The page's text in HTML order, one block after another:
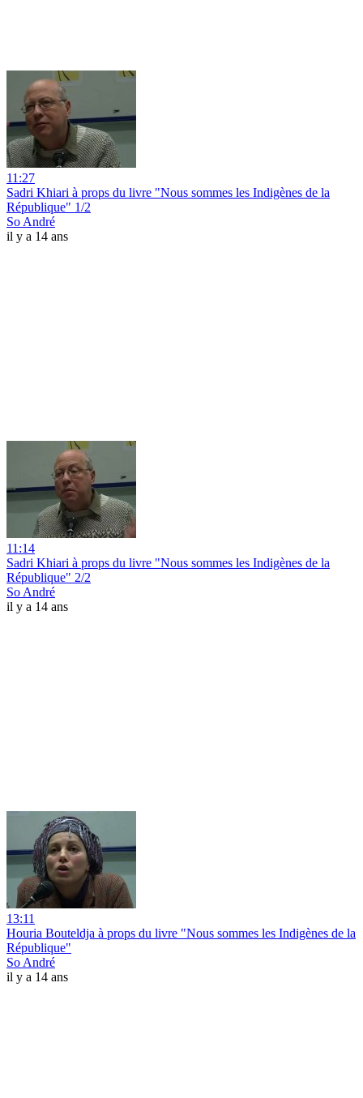
11:27
Sadri Khiari à props du livre "Nous sommes les Indigènes de la
République" 1/2
So André
il y a 14 ans
11:14
Sadri Khiari à props du livre "Nous sommes les Indigènes de la
République" 2/2
So André
il y a 14 ans
13:11
Houria Bouteldja à props du livre "Nous sommes les Indigènes de la
République"
So André
il y a 14 ans